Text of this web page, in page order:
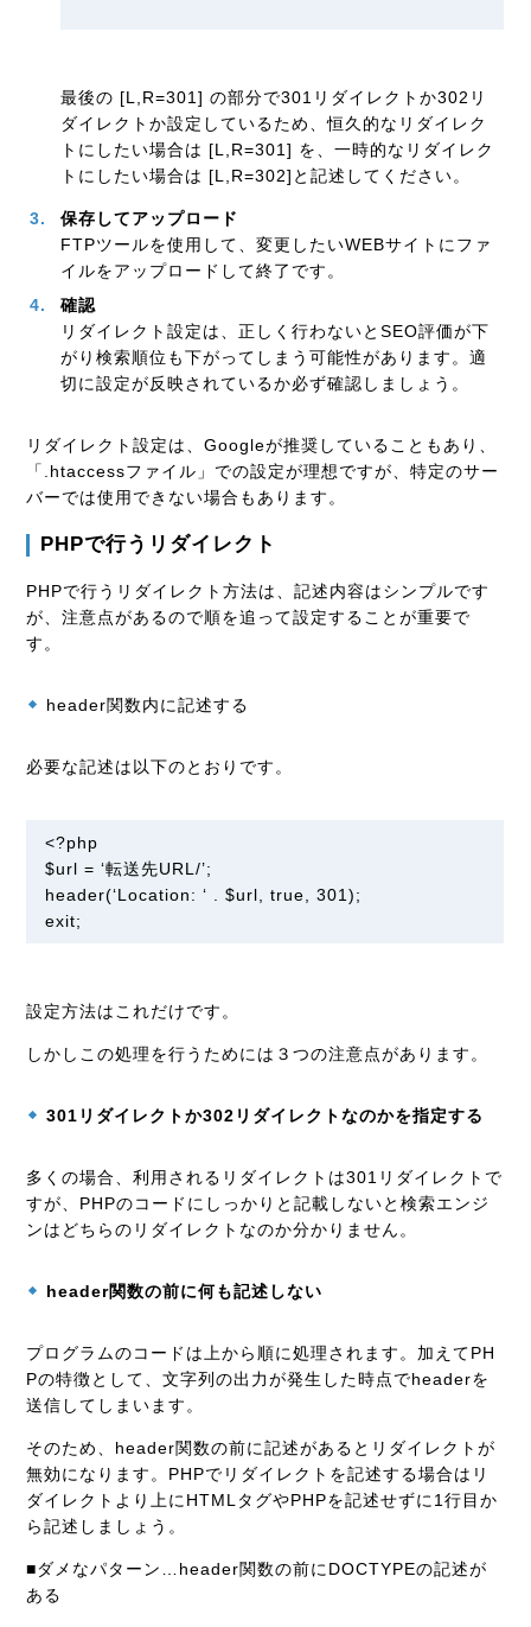
最後の [L,R=301] の部分で301リダイレクトか302リ
ダイレクトか設定しているため、恒久的なリダイレク
トにしたい場合は [L,R=301] を、一時的なリダイレク
トにしたい場合は [L,R=302]と記述してください。
保存してアップロード
FTPツールを使用して、変更したいWEBサイトにファ
イルをアップロードして終了です。
確認
リダイレクト設定は、正しく行わないとSEO評価が下
がり検索順位も下がってしまう可能性があります。適
切に設定が反映されているか必ず確認しましょう。
リダイレクト設定は、Googleが推奨していることもあり、
「.htaccessファイル」での設定が理想ですが、特定のサー
バーでは使用できない場合もあります。
PHPで行うリダイレクト
PHPで行うリダイレクト方法は、記述内容はシンプルです
が、注意点があるので順を追って設定することが重要で
す。
header関数内に記述する
必要な記述は以下のとおりです。
<?php
$url = ‘転送先URL/’;
header(‘Location: ‘ . $url, true, 301);
exit;
設定方法はこれだけです。
しかしこの処理を行うためには３つの注意点があります。
301リダイレクトか302リダイレクトなのかを指定する
多くの場合、利用されるリダイレクトは301リダイレクトで
すが、PHPのコードにしっかりと記載しないと検索エンジ
ンはどちらのリダイレクトなのか分かりません。
header関数の前に何も記述しない
プログラムのコードは上から順に処理されます。加えてPH
Pの特徴として、文字列の出力が発生した時点でheaderを
送信してしまいます。
そのため、header関数の前に記述があるとリダイレクトが
無効になります。PHPでリダイレクトを記述する場合はリ
ダイレクトより上にHTMLタグやPHPを記述せずに1行目か
ら記述しましょう。
■ダメなパターン…header関数の前にDOCTYPEの記述が
ある